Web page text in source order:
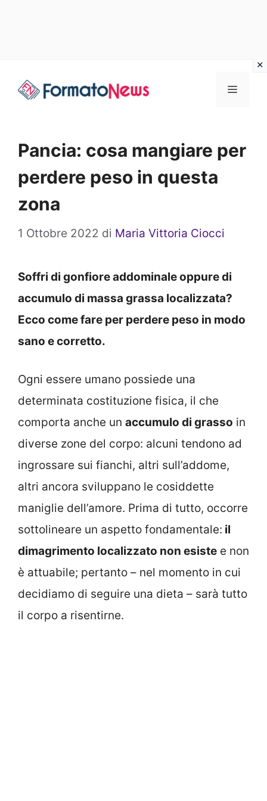
Menu
Pancia: cosa mangiare per
perdere peso in questa
zona
1 Ottobre 2022 di Maria Vittoria Ciocci
Soffri di gonfiore addominale oppure di
accumulo di massa grassa localizzata?
Ecco come fare per perdere peso in modo
sano e corretto.
Ogni essere umano possiede una
determinata costituzione fisica, il che
comporta anche un accumulo di grasso in
diverse zone del corpo: alcuni tendono ad
ingrossare sui fianchi, altri sull’addome,
altri ancora sviluppano le cosiddette
maniglie dell’amore. Prima di tutto, occorre
sottolineare un aspetto fondamentale: il
dimagrimento localizzato non esiste e non
è attuabile; pertanto – nel momento in cui
decidiamo di seguire una dieta – sarà tutto
il corpo a risentirne.